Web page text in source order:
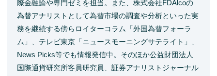
際金融論や専門ゼミを担当。また、株式会社FDAlcoの
為替アナリストとして為替市場の調査や分析といった実
務を継続する傍らロイターコラム「外国為替フォーラ
ム」、テレビ東京「ニュースモーニングサテライト」、
News Picks等でも情報発信中。そのほか公益財団法人
国際通貨研究所客員研究員、証券アナリストジャーナル